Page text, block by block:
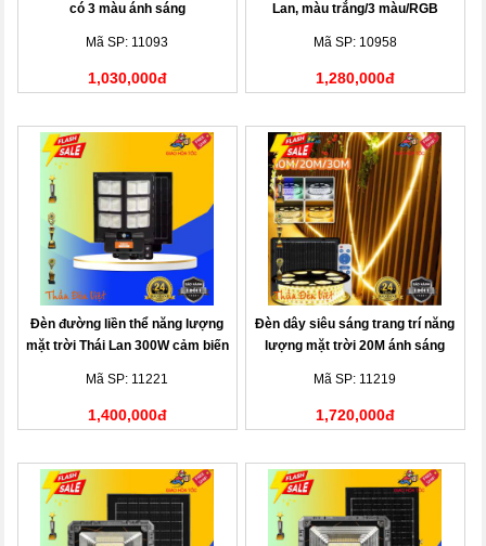
có 3 màu ánh sáng
Mã SP: 11093
1,030,000đ
Lan, màu trắng/3 màu/RGB
Mã SP: 10958
1,280,000đ
Đèn đường liền thể năng lượng
mặt trời Thái Lan 300W cảm biến
Mã SP: 11221
1,400,000đ
Đèn dây siêu sáng trang trí năng
lượng mặt trời 20M ánh sáng
Mã SP: 11219
1,720,000đ